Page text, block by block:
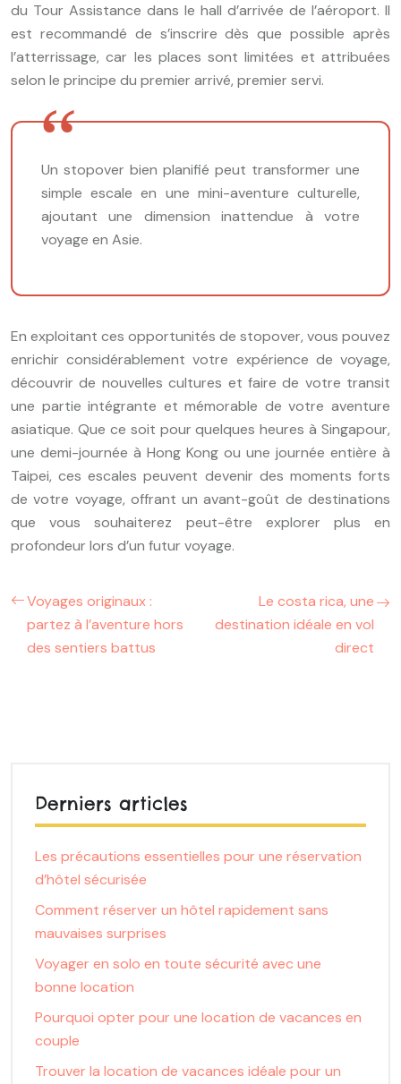
du Tour Assistance dans le hall d’arrivée de l’aéroport. Il
est recommandé de s’inscrire dès que possible après
l’atterrissage, car les places sont limitées et attribuées
selon le principe du premier arrivé, premier servi.
Un stopover bien planifié peut transformer une
simple escale en une mini-aventure culturelle,
ajoutant une dimension inattendue à votre
voyage en Asie.
En exploitant ces opportunités de stopover, vous pouvez
enrichir considérablement votre expérience de voyage,
découvrir de nouvelles cultures et faire de votre transit
une partie intégrante et mémorable de votre aventure
asiatique. Que ce soit pour quelques heures à Singapour,
une demi-journée à Hong Kong ou une journée entière à
Taipei, ces escales peuvent devenir des moments forts
de votre voyage, offrant un avant-goût de destinations
que vous souhaiterez peut-être explorer plus en
profondeur lors d’un futur voyage.
Voyages originaux :
partez à l’aventure hors
des sentiers battus
Le costa rica, une
destination idéale en vol
direct
Derniers articles
Les précautions essentielles pour une réservation
d’hôtel sécurisée
Comment réserver un hôtel rapidement sans
mauvaises surprises
Voyager en solo en toute sécurité avec une
bonne location
Pourquoi opter pour une location de vacances en
couple
Trouver la location de vacances idéale pour un